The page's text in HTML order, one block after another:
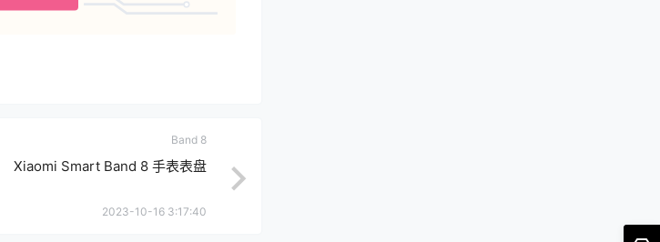
Band 8
Xiaomi Smart Band 8 手表表盘
2023-10-16 3:17:40